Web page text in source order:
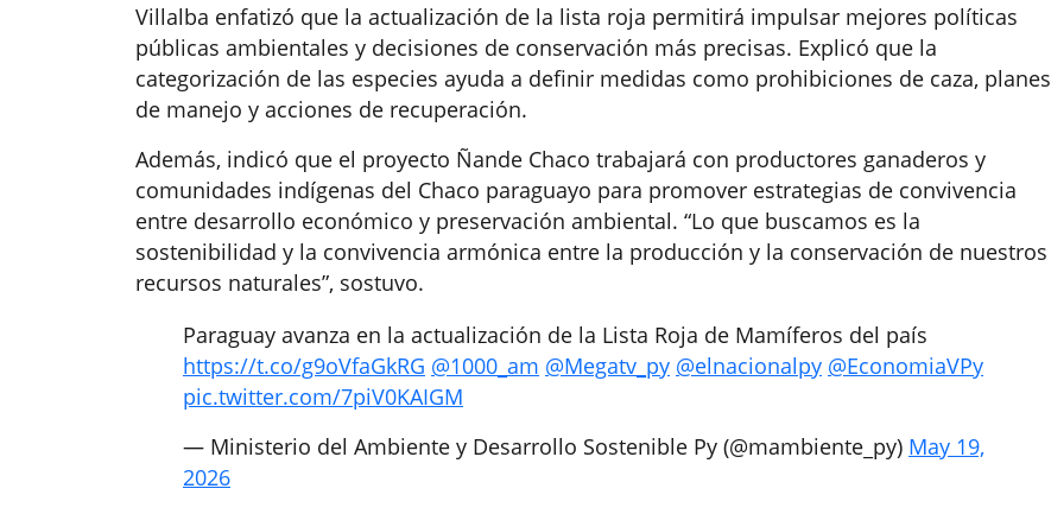
Villalba enfatizó que la actualización de la lista roja permitirá impulsar mejores políticas
públicas ambientales y decisiones de conservación más precisas. Explicó que la
categorización de las especies ayuda a definir medidas como prohibiciones de caza, planes
de manejo y acciones de recuperación.
Además, indicó que el proyecto Ñande Chaco trabajará con productores ganaderos y
comunidades indígenas del Chaco paraguayo para promover estrategias de convivencia
entre desarrollo económico y preservación ambiental. “Lo que buscamos es la
sostenibilidad y la convivencia armónica entre la producción y la conservación de nuestros
recursos naturales”, sostuvo.
Paraguay avanza en la actualización de la Lista Roja de Mamíferos del país
https://t.co/g9oVfaGkRG @1000_am @Megatv_py @elnacionalpy @EconomiaVPy
pic.twitter.com/7piV0KAIGM
— Ministerio del Ambiente y Desarrollo Sostenible Py (@mambiente_py) May 19,
2026